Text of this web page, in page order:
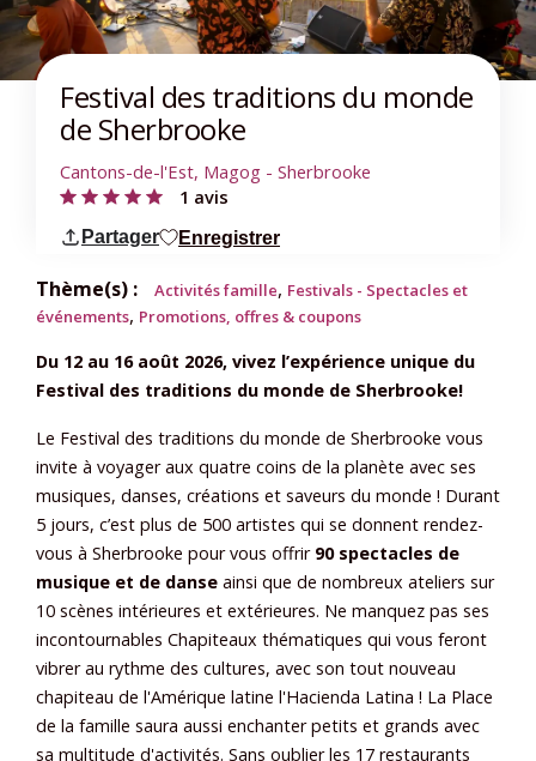
Festival des traditions du monde
de Sherbrooke
Cantons-de-l'Est, Magog - Sherbrooke
1 avis
Partager Enregistrer
Thème(s) : Activités famille, Festivals - Spectacles et
événements, Promotions, offres & coupons
Du 12 au 16 août 2026, vivez l’expérience unique du
Festival des traditions du monde de Sherbrooke!
Le Festival des traditions du monde de Sherbrooke vous
invite à voyager aux quatre coins de la planète avec ses
musiques, danses, créations et saveurs du monde ! Durant
5 jours, c’est plus de 500 artistes qui se donnent rendez-
vous à Sherbrooke pour vous offrir 90 spectacles de
musique et de danse ainsi que de nombreux ateliers sur
10 scènes intérieures et extérieures. Ne manquez pas ses
incontournables Chapiteaux thématiques qui vous feront
vibrer au rythme des cultures, avec son tout nouveau
chapiteau de l'Amérique latine l'Hacienda Latina ! La Place
de la famille saura aussi enchanter petits et grands avec
sa multitude d'activités. Sans oublier les 17 restaurants